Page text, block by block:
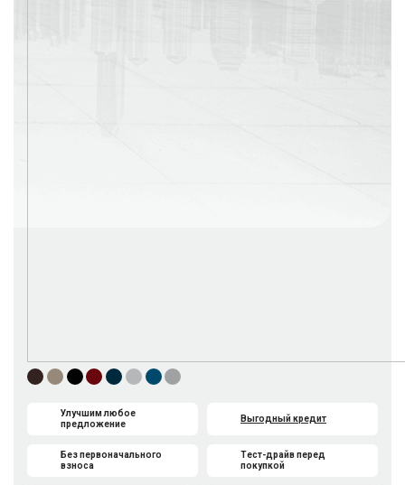
Улучшим любое
предложение
Без первоначального
взноса
Выгодный кредит
Тест-драйв перед
покупкой